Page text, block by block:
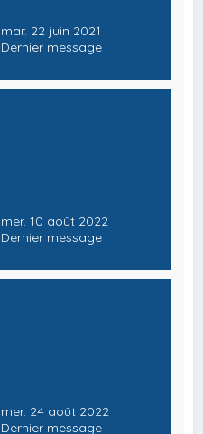
mar. 22 juin 2021
Dernier message
mer. 10 août 2022
Dernier message
mer. 24 août 2022
Dernier message